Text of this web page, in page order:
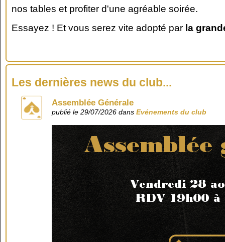
nos tables et profiter d'une agréable soirée.
Essayez ! Et vous serez vite adopté par la
Les dernières news du club...
Assemblée Générale
publié le 29/07/2026 dans Evénements du club